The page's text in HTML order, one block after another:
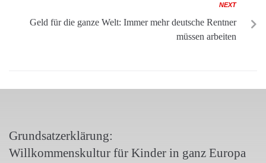
NEXT
Geld für die ganze Welt: Immer mehr deutsche Rentner
müssen arbeiten
Grundsatzerklärung:
Willkommenskultur für Kinder in ganz Europa